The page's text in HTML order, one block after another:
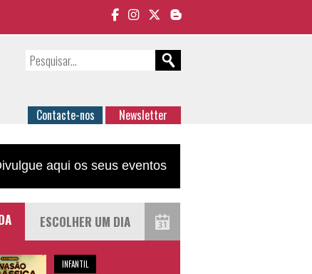
Contacte-nos Newsletter
aqui os seus eventos
INFANTIL